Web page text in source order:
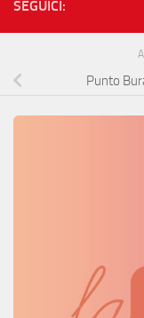
SEGUICI:
Punto